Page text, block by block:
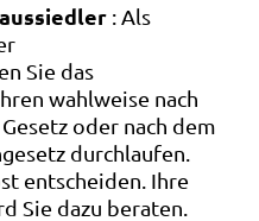
: Als
Sie das
wahlweise nach
oder nach dem
durchlaufen.
entscheiden. Ihre
Sie dazu beraten.